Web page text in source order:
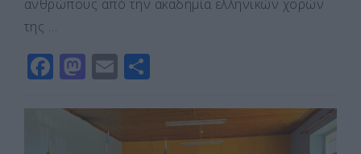
ανθρώπους από την ακαδημία ελληνικών χορών
της …
F
c
M
st
E
ai
l
ρ
α